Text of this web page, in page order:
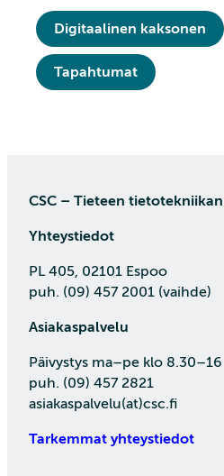
Digitaalinen kaksonen
Tapahtumat
CSC – Tieteen
Yhteystiedot
PL 405, 02101 Espoo
puh. (09) 457 2001 (vaihde)
Asiakaspalvelu
Päivystys ma–pe klo 8.30–16
puh. (09) 457 2821
asiakaspalvelu(at)csc.fi
Tarkemmat yhteystiedot